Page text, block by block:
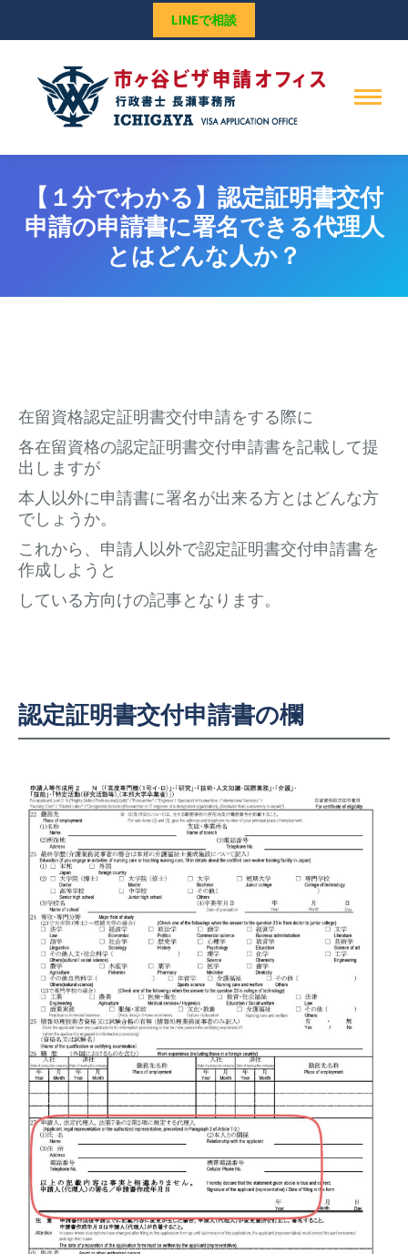
LINEで相談
【１分でわかる】認定証明書交付
申請の申請書に署名できる代理人
とはどんな人か？
在留資格認定証明書交付申請をする際に
各在留資格の認定証明書交付申請書を記載して提
出しますが
本人以外に申請書に署名が出来る方とはどんな方
でしょうか。
これから、申請人以外で認定証明書交付申請書を
作成しようと
している方向けの記事となります。
認定証明書交付申請書の欄